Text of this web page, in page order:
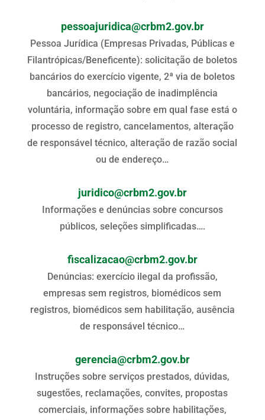
pessoajuridica@crbm2.gov.br
Pessoa Jurídica (Empresas Privadas, Públicas e
Filantrópicas/Beneficente): solicitação de boletos
bancários do exercício vigente, 2ª via de boletos
bancários, negociação de inadimplência
voluntária, informação sobre em qual fase está o
processo de registro, cancelamentos, alteração
de responsável técnico, alteração de razão social
ou de endereço…
juridico@crbm2.gov.br
Informações e denúncias sobre concursos
públicos, seleções simplificadas….
fiscalizacao@crbm2.gov.br
Denúncias: exercício ilegal da profissão,
empresas sem registros, biomédicos sem
registros, biomédicos sem habilitação, ausência
de responsável técnico…
gerencia@crbm2.gov.br
Instruções sobre serviços prestados, dúvidas,
sugestões, reclamações, convites, propostas
comerciais, informações sobre habilitações,